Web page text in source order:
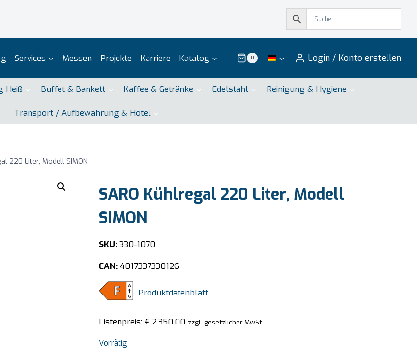
Services Messen Projekte Karriere Katalog 0 Login / Konto erstellen
Heiß Buffet & Bankett Kaffee & Getränke Edelstahl Reinigung & Hygiene
Transport / Aufbewahrung & Hotel
220 Liter, Modell SIMON
SARO Kühlregal 220 Liter, Modell
SIMON
SKU:330-1070
EAN:4017337330126
Produktdatenblatt
Listenpreis: €2.350,00 zzgl. gesetzlicher MwSt.
Vorrätig